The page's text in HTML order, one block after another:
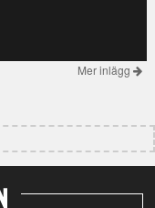
Mer inlägg